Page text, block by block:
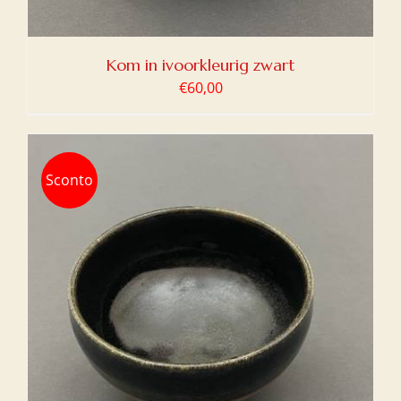
Kom in ivoorkleurig zwart
€60,00
Sconto